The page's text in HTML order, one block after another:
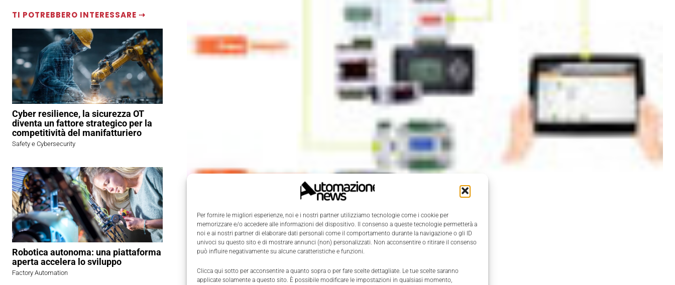
Per fornire le migliori esperienze, noi e i nostri partner utilizziamo tecnologie come i cookie per
memorizzare e/o accedere alle informazioni del dispositivo. Il consenso a queste tecnologie permetterà a
noi e ai nostri partner di elaborare dati personali come il comportamento durante la navigazione o gli ID
univoci su questo sito e di mostrare annunci (non) personalizzati. Non acconsentire o ritirare il consenso
può influire negativamente su alcune caratteristiche e funzioni.
Clicca qui sotto per acconsentire a quanto sopra o per fare scelte dettagliate. Le tue scelte saranno
applicate solamente a questo sito. È possibile modificare le impostazioni in qualsiasi momento,
TI POTREBBERO INTERESSARE ⇢
Cyber resilience, la sicurezza OT
diventa un fattore strategico per la
competitività del manifatturiero
Safety e Cybersecurity
Robotica autonoma: una piattaforma
aperta accelera lo sviluppo
Factory Automation